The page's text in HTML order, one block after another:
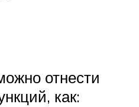
отнести
как: